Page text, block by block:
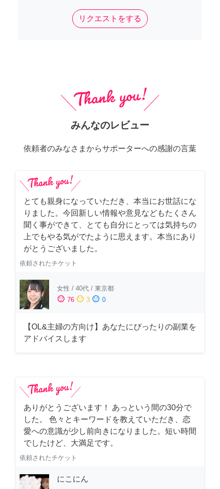
リクエストをする
みんなのレビュー
依頼者のみなさまからサポーターへの感謝の言葉
とても親身になっていただき、本当にお世話にな
りました。今回新しい情報や意見などもたくさん
聞く事ができて、とても自分にとっては気持ちの
上でもやる気がでたように思えます。本当にあり
がとうございました。
依頼されたチケット
女性 / 40代 / 東京都
sentiment_satisfied 76 sentiment_neutral 3 sentiment_dissatisfied 0
【OL&主婦の方向け】あなたにぴったりの副業を
アドバイスします
ありがとうございます！ あっという間の30分で
した。 色々とキーワードを教えていただき、恋
愛への意識が少し前向きになりました。短い時間
でしたけど、大満足です。
依頼されたチケット
にこにん